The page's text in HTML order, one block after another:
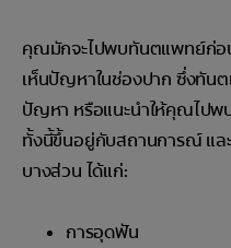
คุณมักจะไปพบทันตแพทย์ก่อ
เห็นปัญหาในช่องปาก ซึ่งทัน
ปัญหา หรือแนะนำให้คุณไป
ทั้งนี้ขึ้นอยู่กับสถานการณ์ แล
บางส่วน ได้แก่:
การอุดฟัน